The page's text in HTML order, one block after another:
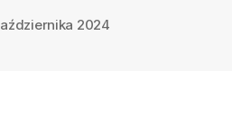
2024